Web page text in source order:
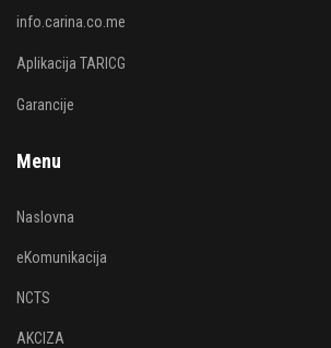
info.carina.co.me
Aplikacija TARICG
Garancije
Menu
Naslovna
eKomunikacija
NCTS
AKCIZA